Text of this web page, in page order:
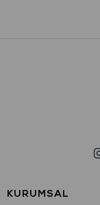
KURUMSAL